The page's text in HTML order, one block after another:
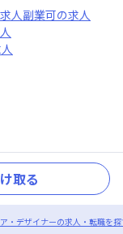
人副業可の求人
取る
・デザイナーの求人・転職を